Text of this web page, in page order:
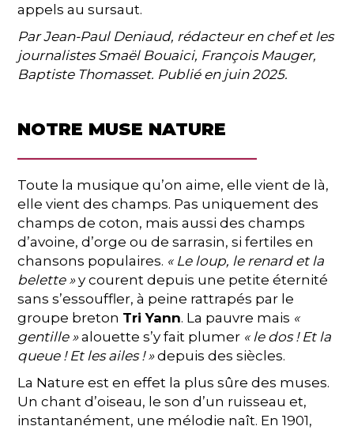
appels au sursaut.
Par Jean-Paul Deniaud, rédacteur en chef et les
journalistes Smaël Bouaici, François Mauger,
Baptiste Thomasset. Publié en juin 2025.
NOTRE MUSE NATURE
Toute la musique qu’on aime, elle vient de là,
elle vient des champs. Pas uniquement des
champs de coton, mais aussi des champs
d’avoine, d’orge ou de sarrasin, si fertiles en
chansons populaires. « Le loup, le renard et la
belette »y courent depuis une petite éternité
sans s’essouffler, à peine rattrapés par le
groupe breton Tri Yann. La pauvre mais «
gentille »alouette s’y fait plumer « le dos ! Et la
queue ! Et les ailes ! »depuis des siècles.
La Nature est en effet la plus sûre des muses.
Un chant d’oiseau, le son d’un ruisseau et,
instantanément, une mélodie naît. En 1901,